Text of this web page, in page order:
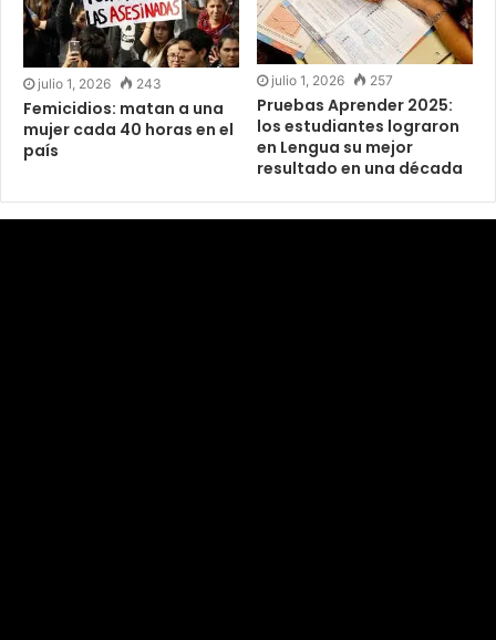
julio 1, 2026 243
Femicidios: matan a una
mujer cada 40 horas en el
país
julio 1, 2026 257
Pruebas Aprender 2025:
los estudiantes lograron
en Lengua su mejor
resultado en una década